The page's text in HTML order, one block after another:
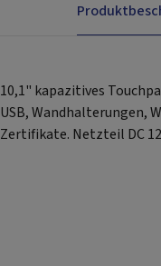
10,1" kapazitives
USB, Wandhalterungen,
Zertifikate. Netzteil DC